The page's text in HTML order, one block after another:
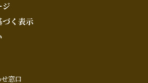
ジ
く表示
窓口